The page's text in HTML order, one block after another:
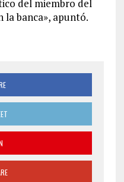
del miembro del
la banca», apuntó.